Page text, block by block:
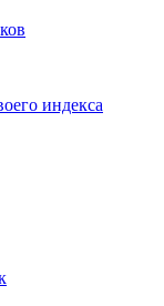
индекса